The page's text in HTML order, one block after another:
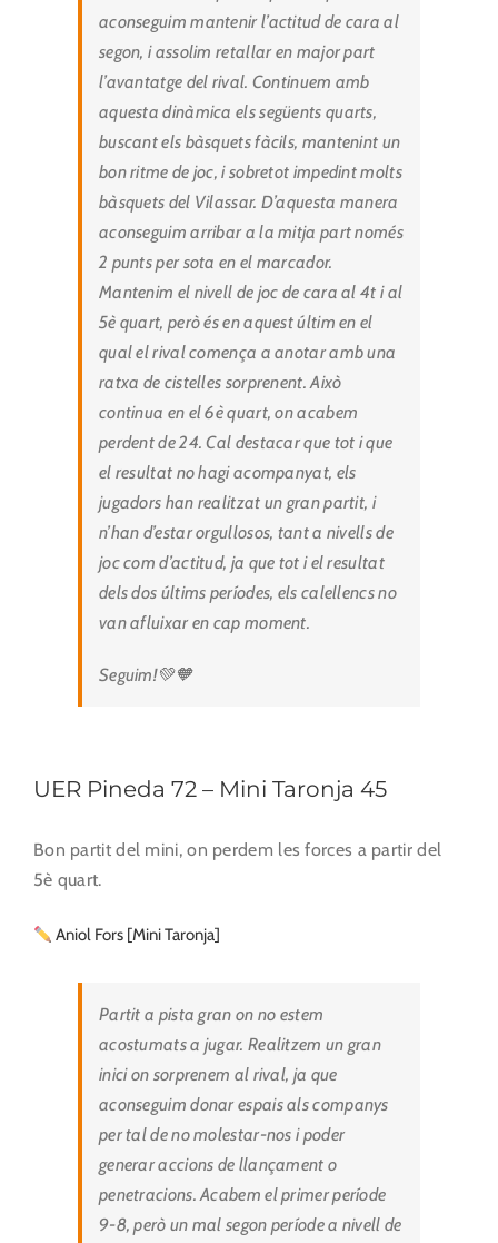
aconseguim mantenir l’actitud de cara al
segon, i assolim retallar en major part
l’avantatge del rival. Continuem amb
aquesta dinàmica els següents quarts,
buscant els bàsquets fàcils, mantenint un
bon ritme de joc, i sobretot impedint molts
bàsquets del Vilassar. D’aquesta manera
aconseguim arribar a la mitja part només
2 punts per sota en el marcador.
Mantenim el nivell de joc de cara al 4t i al
5è quart, però és en aquest últim en el
qual el rival comença a anotar amb una
ratxa de cistelles sorprenent. Això
continua en el 6è quart, on acabem
perdent de 24. Cal destacar que tot i que
el resultat no hagi acompanyat, els
jugadors han realitzat un gran partit, i
n’han d’estar orgullosos, tant a nivells de
joc com d’actitud, ja que tot i el resultat
dels dos últims períodes, els calellencs no
van afluixar en cap moment.
Seguim!💚🧡
UER Pineda 72 – Mini Taronja 45
Bon partit del mini, on perdem les forces a partir del
5è quart.
Aniol Fors [Mini Taronja]
Partit a pista gran on no estem
acostumats a jugar. Realitzem un gran
inici on sorprenem al rival, ja que
aconseguim donar espais als companys
per tal de no molestar-nos i poder
generar accions de llançament o
penetracions. Acabem el primer període
9-8, però un mal segon període a nivell de